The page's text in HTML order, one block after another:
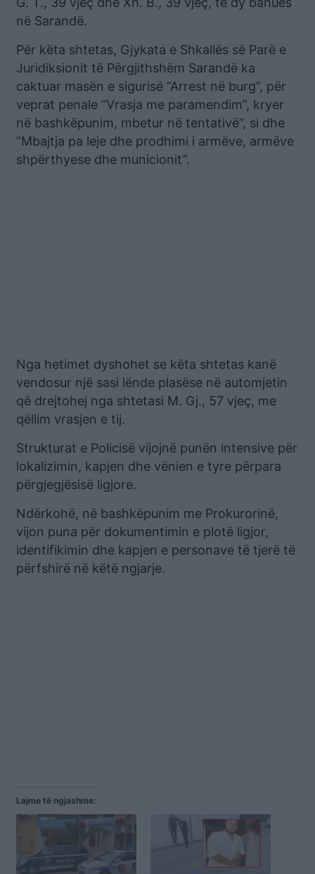
në Sarandë.
Për këta shtetas, Gjykata e Shkallës së Parë e
Juridiksionit të Përgjithshëm Sarandë ka
caktuar masën e sigurisë “Arrest në burg”, për
veprat penale “Vrasja me paramendim”, kryer
në bashkëpunim, mbetur në tentativë”, si dhe
“Mbajtja pa leje dhe prodhimi i armëve, armëve
shpërthyese dhe municionit”.
Nga hetimet dyshohet se këta shtetas kanë
vendosur një sasi lënde plasëse në automjetin
që drejtohej nga shtetasi M. Gj., 57 vjeç, me
qëllim vrasjen e tij.
Strukturat e Policisë vijojnë punën intensive për
lokalizimin, kapjen dhe vënien e tyre përpara
përgjegjësisë ligjore.
Ndërkohë, në bashkëpunim me Prokurorinë,
vijon puna për dokumentimin e plotë ligjor,
identifikimin dhe kapjen e personave të tjerë të
përfshirë në këtë ngjarje.
Lajme të ngjashme: